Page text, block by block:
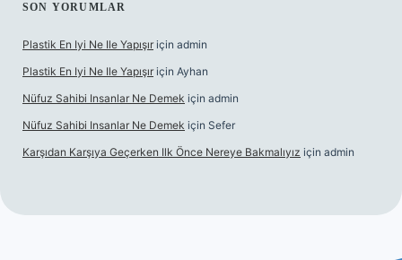
SON YORUMLAR
Plastik En Iyi Ne Ile Yapışır için admin
Plastik En Iyi Ne Ile Yapışır için Ayhan
Nüfuz Sahibi Insanlar Ne Demek için admin
Nüfuz Sahibi Insanlar Ne Demek için Sefer
Karşıdan Karşıya Geçerken Ilk Önce Nereye Bakmalıyız için admin